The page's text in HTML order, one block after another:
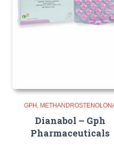
GPH
Dianabol – Gph
Pharmaceuticals